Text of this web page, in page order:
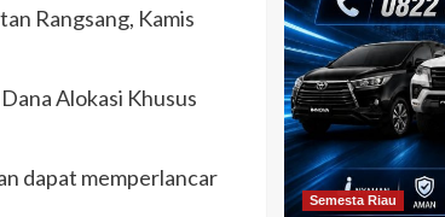
Rangsang, Kamis
Alokasi Khusus
dapat memperlancar
Semesta Riau